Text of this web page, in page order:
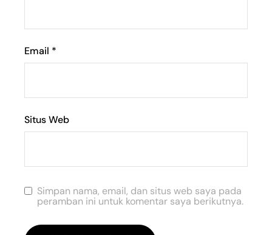
Email *
Situs Web
Simpan nama, email, dan situs web saya pada
peramban ini untuk komentar saya berikutnya.